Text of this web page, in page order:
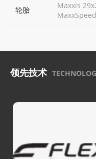
轮胎
Maxxis
领先技术